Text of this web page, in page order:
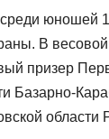
юношей
В
призер
Базарно-
области